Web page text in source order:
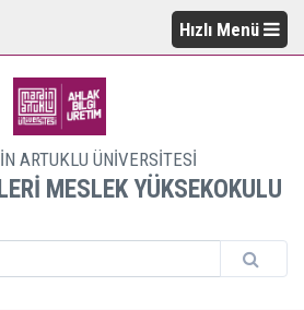
Hızlı Menü
ARTUKLU ÜNİVERSİTESİ
MESLEK YÜKSEKOKULU